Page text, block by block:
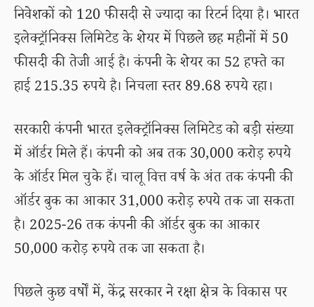
निवेशकों को 120 फीसदी से ज्यादा का रिटर्न दिया है। भारत
इलेक्ट्रॉनिक्स लिमिटेड के शेयर में पिछले छह महीनों में 50
फीसदी की तेजी आई है। कंपनी के शेयर का 52 हफ्ते का
हाई 215.35 रुपये है। निचला स्तर 89.68 रुपये रहा।
सरकारी कंपनी भारत इलेक्ट्रॉनिक्स लिमिटेड को बड़ी संख्या
में ऑर्डर मिले हैं। कंपनी को अब तक 30,000 करोड़ रुपये
के ऑर्डर मिल चुके हैं। चालू वित्त वर्ष के अंत तक कंपनी की
ऑर्डर बुक का आकार 31,000 करोड़ रुपये तक जा सकता
है। 2025-26 तक कंपनी की ऑर्डर बुक का आकार
50,000 करोड़ रुपये तक जा सकता है।
पिछले कुछ वर्षों में, केंद्र सरकार ने रक्षा क्षेत्र के विकास पर